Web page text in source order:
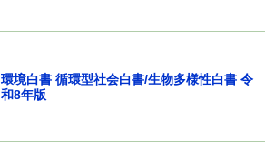
環境白書 循環型社会白書/生物多様性白書 令
和8年版